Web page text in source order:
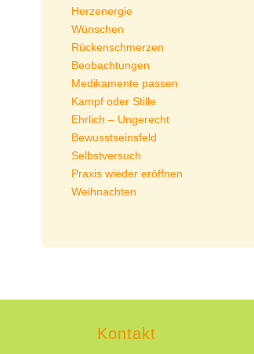
Herzenergie
Wünschen
Rückenschmerzen
Beobachtungen
Medikamente passen
Kampf oder Stille
Ehrlich – Ungerecht
Bewusstseinsfeld
Selbstversuch
Praxis wieder eröffnen
Weihnachten
Kontakt